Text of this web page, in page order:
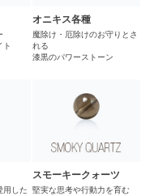
ト
オニキス各種
魔除け・厄除けのお守りとさ
れる
漆黒のパワーストーン
用した
スモーキークォーツ
堅実な思考や行動力を育む